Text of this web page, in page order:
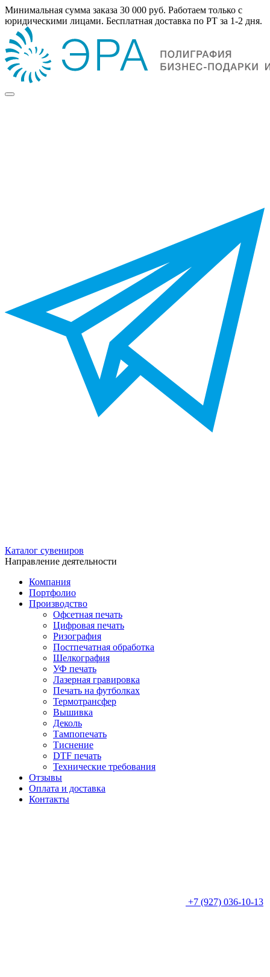
Минимальная сумма заказа 30 000 руб. Работаем только с
юридическими лицами. Бесплатная доставка по РТ за 1-2 дня.
Каталог сувениров
Направление деятельности
Компания
Портфолио
Производство
Офсетная печать
Цифровая печать
Ризография
Постпечатная обработка
Шелкография
УФ печать
Лазерная гравировка
Печать на футболках
Термотрансфер
Вышивка
Деколь
Тампопечать
Тиснение
DTF печать
Технические требования
Отзывы
Оплата и доставка
Контакты
+7 (927) 036-10-13